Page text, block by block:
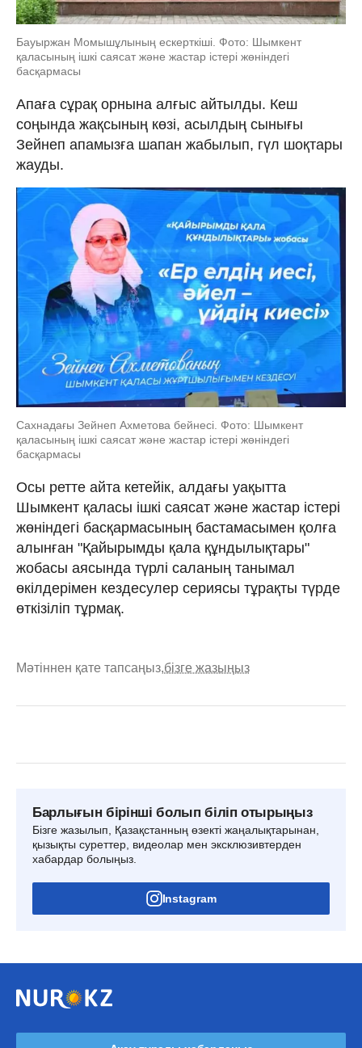
Бауыржан Момышұлының ескерткіші. Фото: Шымкент
қаласының ішкі саясат және жастар істері жөніндегі
басқармасы
Апаға сұрақ орнына алғыс айтылды. Кеш
соңында жақсының көзі, асылдың сынығы
Зейнеп апамызға шапан жабылып, гүл шоқтары
жауды.
Сахнадағы Зейнеп Ахметова бейнесі. Фото: Шымкент
қаласының ішкі саясат және жастар істері жөніндегі
басқармасы
Осы ретте айта кетейік, алдағы уақытта
Шымкент қаласы ішкі саясат және жастар істері
жөніндегі басқармасының бастамасымен қолға
алынған "Қайырымды қала құндылықтары"
жобасы аясында түрлі саланың танымал
өкілдерімен кездесулер сериясы тұрақты түрде
өткізіліп тұрмақ.
Мәтіннен қате тапсаңыз,бізге жазыңыз
Барлығын бірінші болып біліп отырыңыз
Бізге жазылып, Қазақстанның өзекті жаңалықтарынан,
қызықты суреттер, видеолар мен эксклюзивтерден
хабардар болыңыз.
Instagram